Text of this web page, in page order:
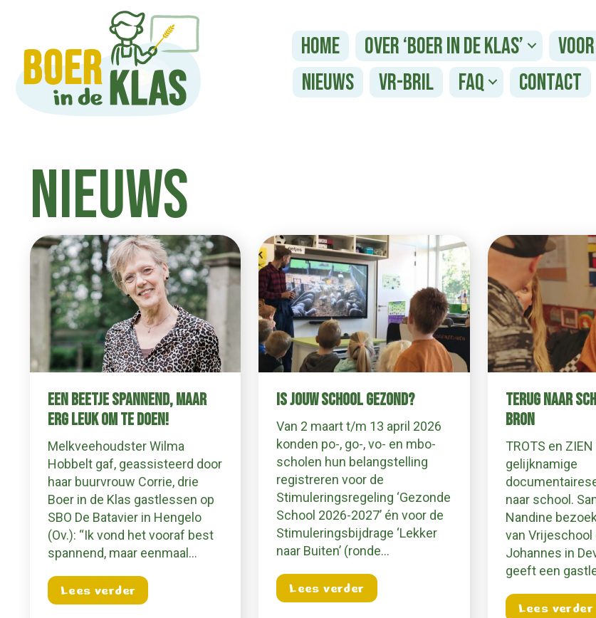
Home Over ‘Boer in de Klas’
Nieuws
VR-bril FAQ Contact
Nieuws
EEN BEETJE SPANNEND, MAAR
ERG LEUK OM TE DOEN!
Melkveehoudster Wilma
Hobbelt gaf, geassisteerd door
haar buurvrouw Corrie, drie
Boer in de Klas gastlessen op
SBO De Batavier in Hengelo
(Ov.): “Ik vond het vooraf best
spannend, maar eenmaal…
Lees verderabout Een beetje spannend, maar erg leuk om te doen!
IS JOUW SCHOOL GEZOND?
Van 2 maart t/m 13 april 2026
konden po-, go-, vo- en mbo-
scholen hun belangstelling
registreren voor de
Stimuleringsregeling ‘Gezonde
School 2026-2027’ én voor de
Stimuleringsbijdrage ‘Lekker
naar Buiten’ (ronde…
Lees verderabout Is jouw school gezond?
TERUG NAAR
BRON
TROTS en
gelijknamige
naar school.
Nandine
van Vrijeschool
Johannes in
geeft een
Lees verder